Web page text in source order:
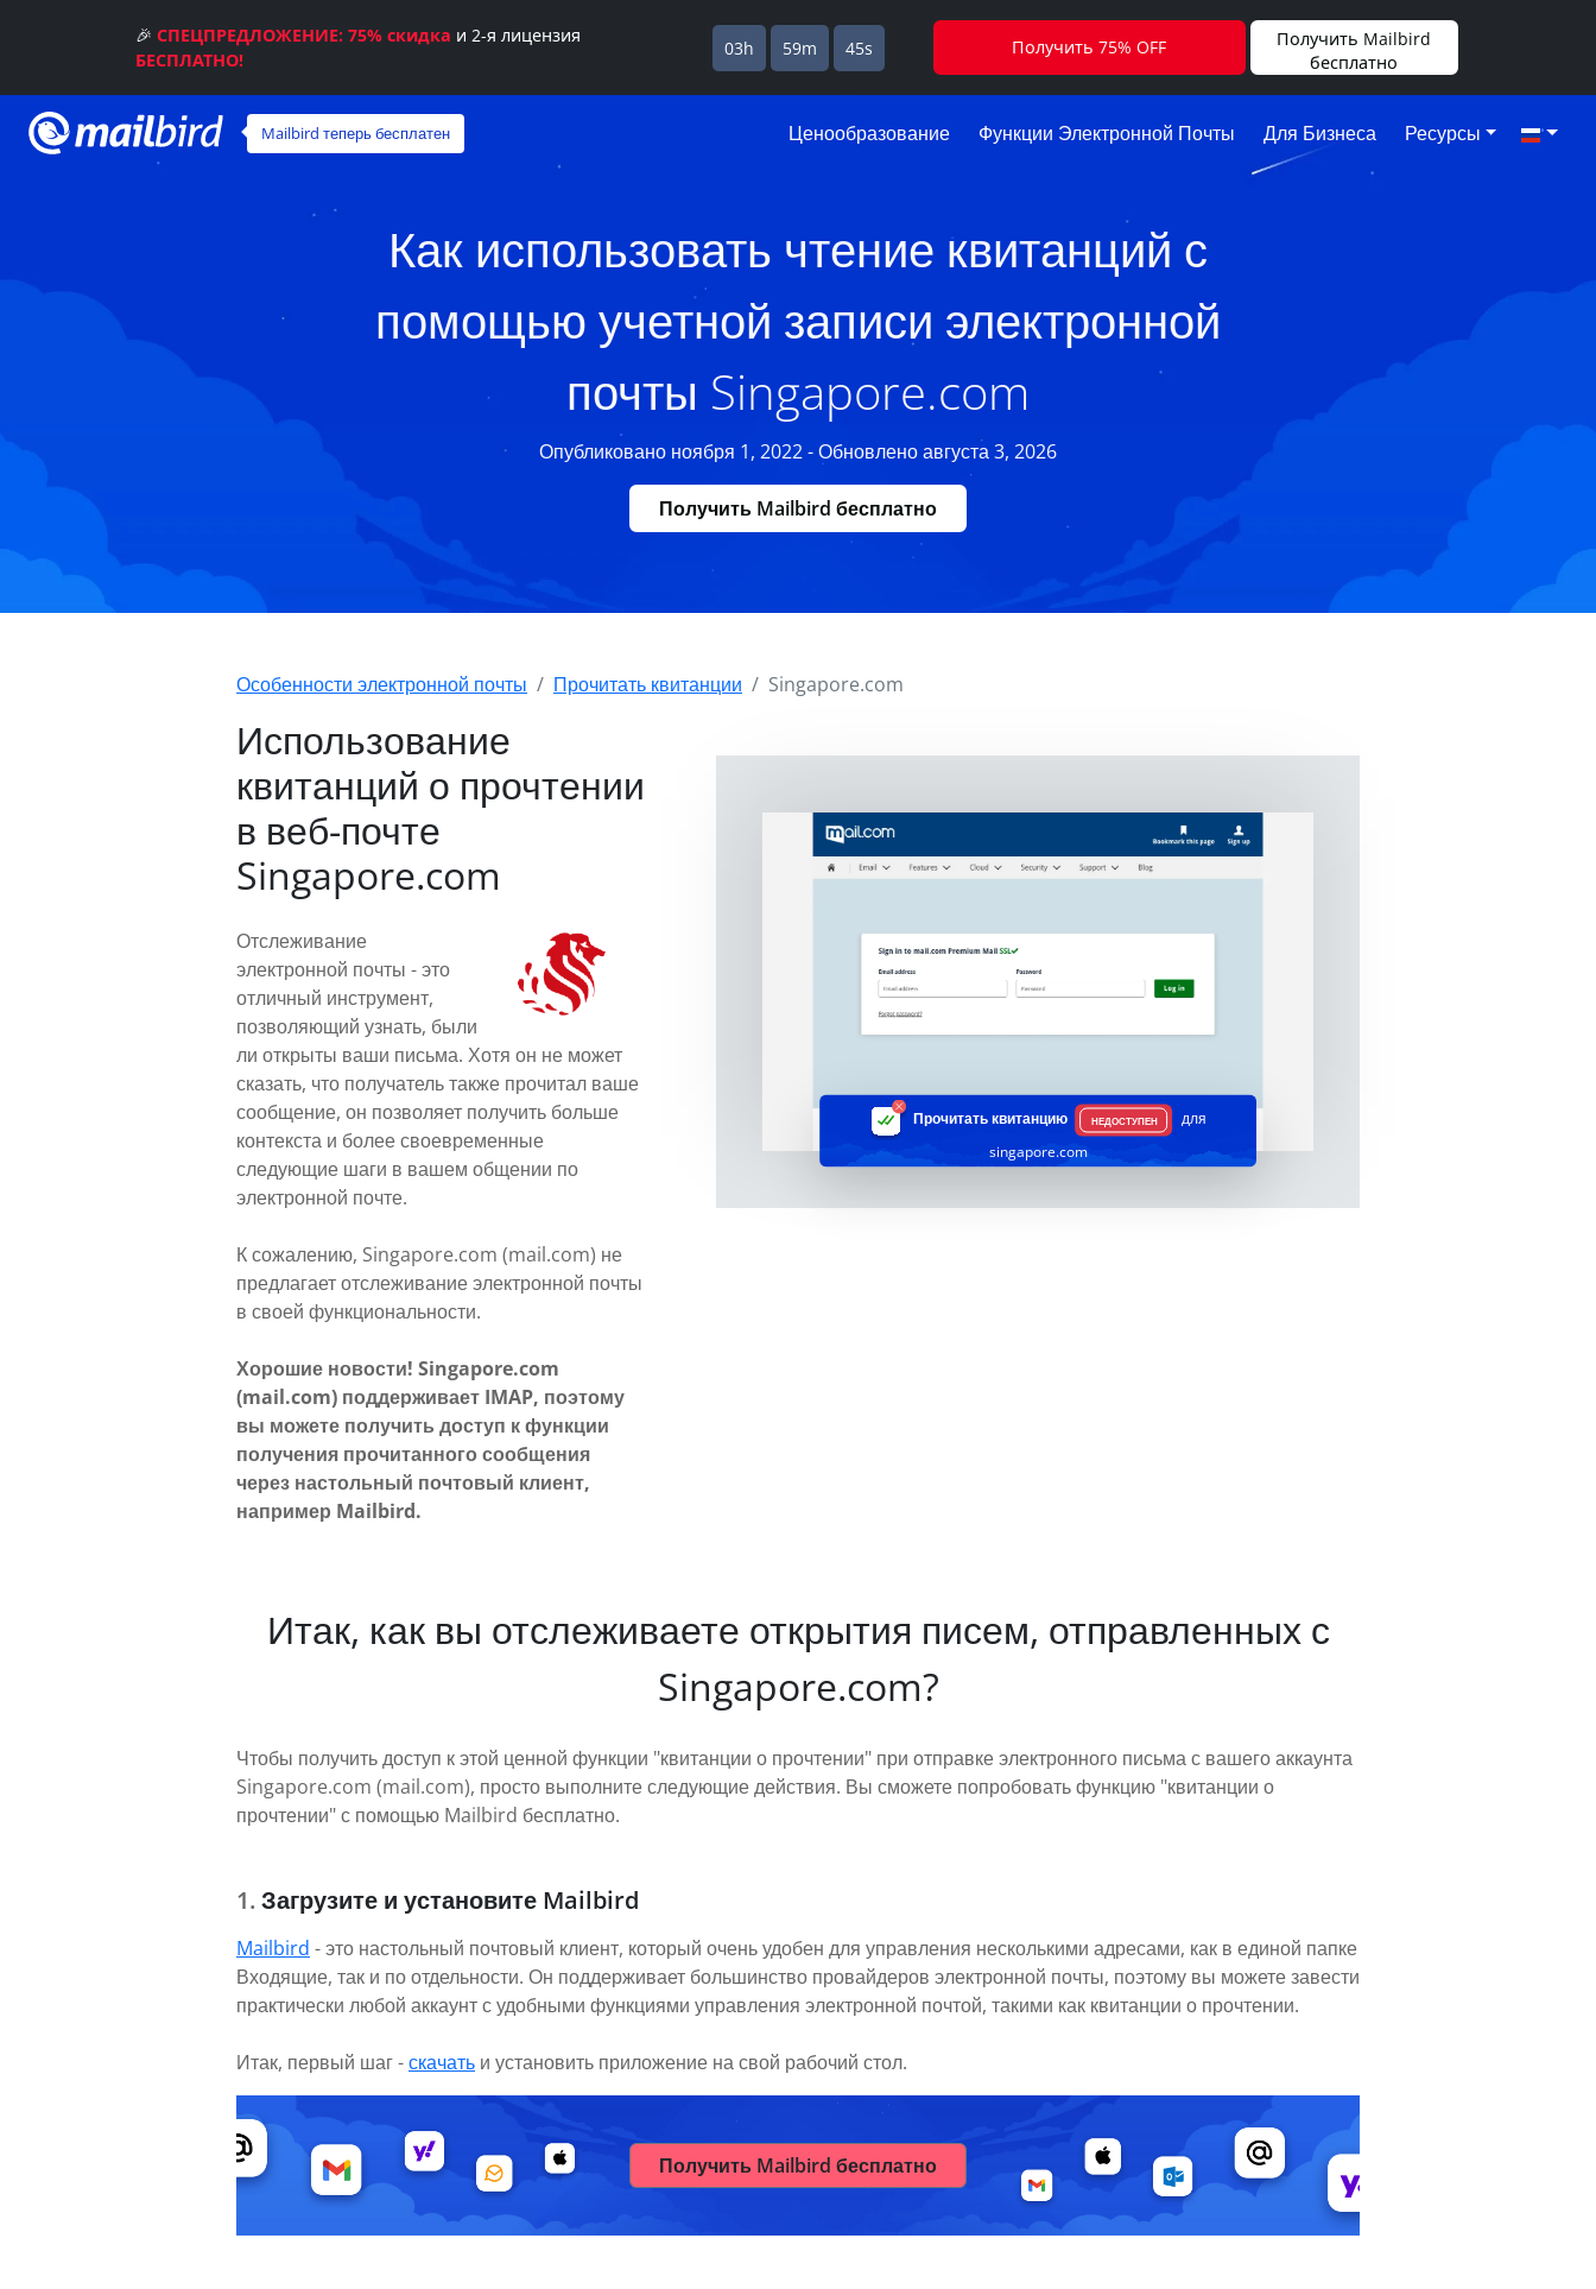
Mailbird теперь бесплатен Ценообразование Функции Электронной Почты Для Бизнеса Ресурсы
Как использовать чтение квитанций с
помощью учетной записи электронной
почты Singapore.com
Опубликовано ноября 1, 2022 - Обновлено августа 3, 2026
Получить Mailbird бесплатно
Особенности электронной почты Прочитать квитанции Singapore.com
Использование
квитанций о прочтении
в веб-почте
Singapore.com
Отслеживание
электронной почты - это
отличный инструмент,
позволяющий узнать, были
ли открыты ваши письма. Хотя он не может
сказать, что получатель также прочитал ваше
сообщение, он позволяет получить больше
контекста и более своевременные
следующие шаги в вашем общении по
электронной почте.
К сожалению, Singapore.com (mail.com) не
предлагает отслеживание электронной почты
в своей функциональности.
Хорошие новости! Singapore.com
(mail.com) поддерживает IMAP, поэтому
вы можете получить доступ к функции
получения прочитанного сообщения
через настольный почтовый клиент,
например Mailbird.
Прочитать квитанцию НЕДОСТУПЕН
для
singapore.com
Итак, как вы отслеживаете открытия писем, отправленных с
Singapore.com?
Чтобы получить доступ к этой ценной функции "квитанции о прочтении" при отправке электронного письма с вашего аккаунта
Singapore.com (mail.com), просто выполните следующие действия. Вы сможете попробовать функцию "квитанции о
прочтении" с помощью Mailbird бесплатно.
Загрузите и установите Mailbird
Mailbird - это настольный почтовый клиент, который очень удобен для управления несколькими адресами, как в единой папке
Входящие, так и по отдельности. Он поддерживает большинство провайдеров электронной почты, поэтому вы можете завести
практически любой аккаунт с удобными функциями управления электронной почтой, такими как квитанции о прочтении.
Итак, первый шаг -скачать и установить приложение на свой рабочий стол.
Получить Mailbird бесплатно
🎉 СПЕЦПРЕДЛОЖЕНИЕ: 75% скидка и 2-я лицензия
БЕСПЛАТНО!
03h 59m 44s Получить 75% OFF
Получить Mailbird
бесплатно